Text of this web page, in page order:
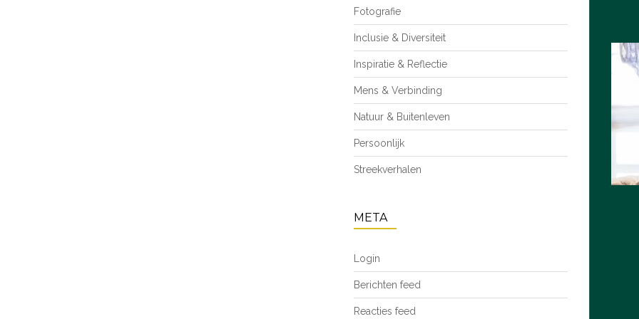
Fotografie
Inclusie & Diversiteit
Inspiratie & Reflectie
Mens & Verbinding
Natuur & Buitenleven
Persoonlijk
Streekverhalen
META
Login
Berichten feed
Reacties feed